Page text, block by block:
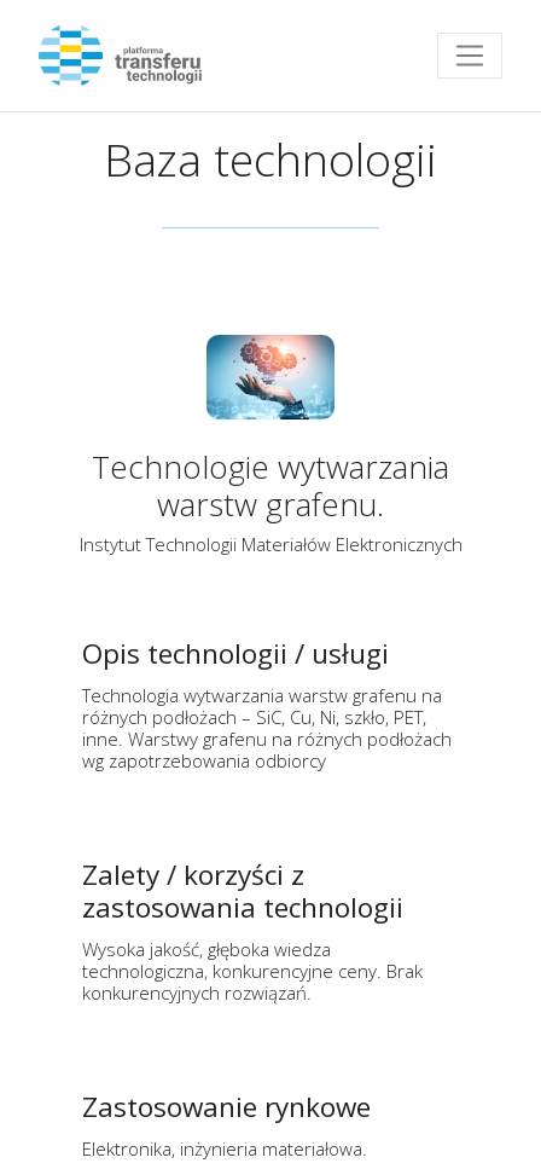
Przejdź do strony głównej
Baza technologii
Technologie wytwarzania
warstw grafenu.
Instytut Technologii Materiałów Elektronicznych
Opis technologii / usługi
Technologia wytwarzania warstw grafenu na
różnych podłożach – SiC, Cu, Ni, szkło, PET,
inne. Warstwy grafenu na różnych podłożach
wg zapotrzebowania odbiorcy
Zalety / korzyści z
zastosowania technologii
Wysoka jakość, głęboka wiedza
technologiczna, konkurencyjne ceny. Brak
konkurencyjnych rozwiązań.
Zastosowanie rynkowe
Elektronika, inżynieria materiałowa.